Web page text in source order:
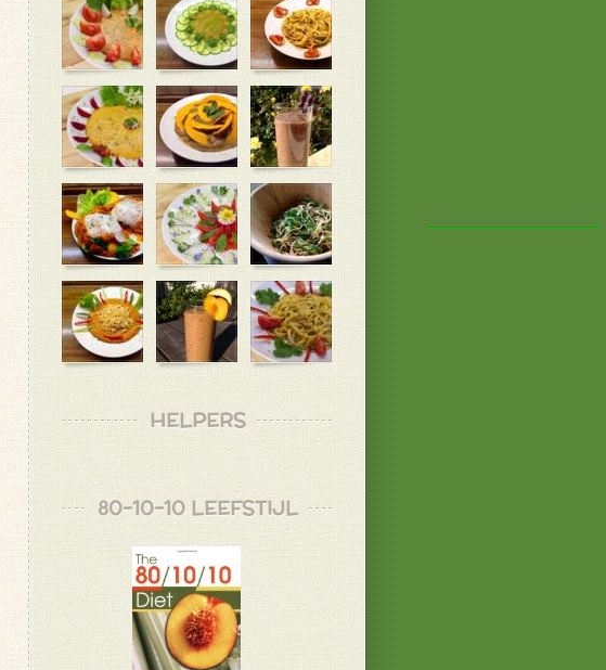
HELPERS
80-10-10 LEEFSTIJL